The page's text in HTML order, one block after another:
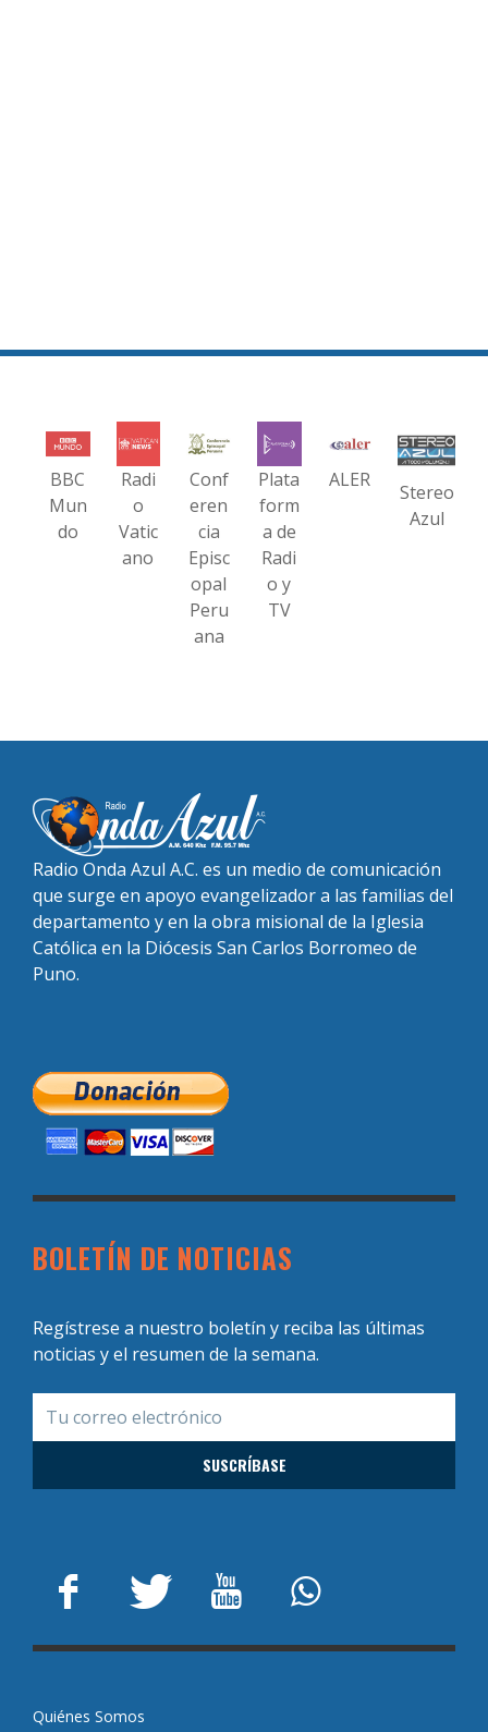
BBC
Mun
do
Radi
o
Vatic
ano
Conf
eren
cia
Episc
opal
Peru
ana
Plata
form
a de
Radi
o y
TV
ALER
Stereo
Azul
Radio Onda Azul A.C. es un medio de comunicación
que surge en apoyo evangelizador a las familias del
departamento y en la obra misional de la Iglesia
Católica en la Diócesis San Carlos Borromeo de
Puno.
BOLETÍN DE NOTICIAS
Regístrese a nuestro boletín y reciba las últimas
noticias y el resumen de la semana.
Quiénes Somos